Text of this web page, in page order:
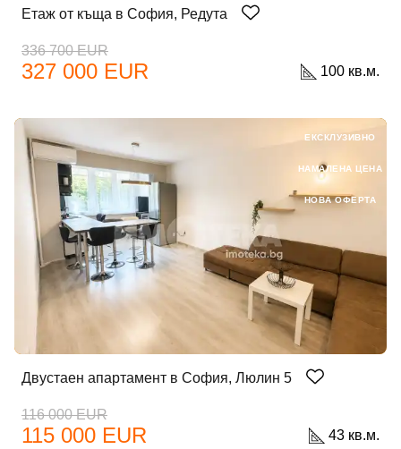
Етаж от къща в София, Редута
336 700 EUR
327 000 EUR 100 кв.м.
Двустаен апартамент в София, Люлин 5
116 000 EUR
115 000 EUR 43 кв.м.
ЕКСКЛУЗИВНО
НАМАЛЕНА ЦЕНА
НОВА ОФЕРТА